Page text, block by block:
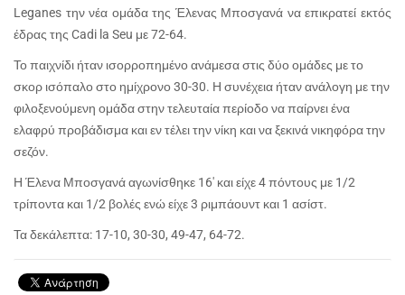
Leganes την νέα ομάδα της Έλενας Μποσγανά να επικρατεί εκτός
έδρας της Cadi la Seu με 72-64.
Το παιχνίδι ήταν ισορροπημένο ανάμεσα στις δύο ομάδες με το
σκορ ισόπαλο στο ημίχρονο 30-30. Η συνέχεια ήταν ανάλογη με την
φιλοξενούμενη ομάδα στην τελευταία περίοδο να παίρνει ένα
ελαφρύ προβάδισμα και εν τέλει την νίκη και να ξεκινά νικηφόρα την
σεζόν.
Η Έλενα Μποσγανά αγωνίσθηκε 16' και είχε 4 πόντους με 1/2
τρίποντα και 1/2 βολές ενώ είχε 3 ριμπάουντ και 1 ασίστ.
Τα δεκάλεπτα: 17-10, 30-30, 49-47, 64-72.